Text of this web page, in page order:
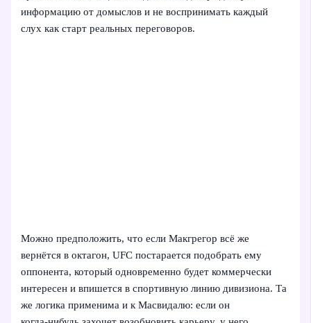
информацию от домыслов и не воспринимать каждый
слух как старт реальных переговоров.
Можно предположить, что если Макгрегор всё же
вернётся в октагон, UFC постарается подобрать ему
оппонента, который одновременно будет коммерчески
интересен и впишется в спортивную линию дивизиона. Та
же логика применима и к Масвидалю: если он